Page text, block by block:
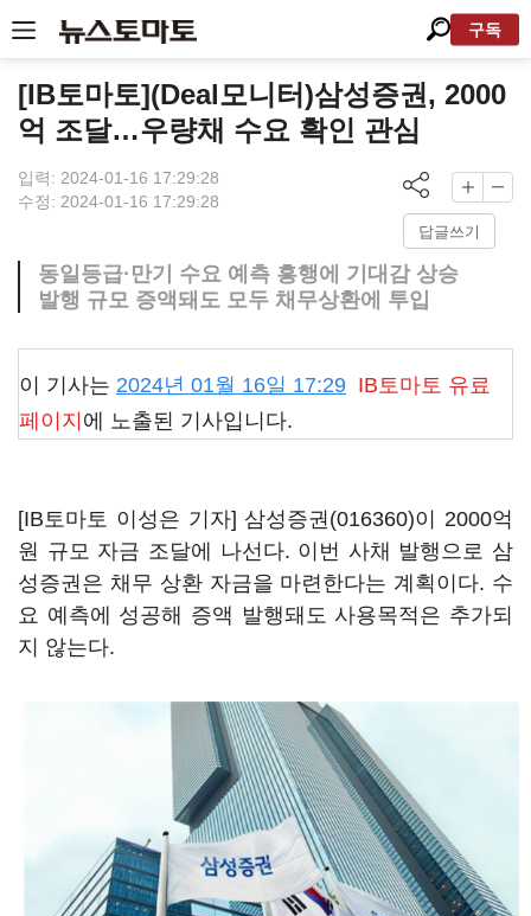
구독
[IB토마토](Deal모니터)삼성증권, 2000
억 조달…우량채 수요 확인 관심
입력: 2024-01-16 17:29:28
수정: 2024-01-16 17:29:28
답글쓰기
동일등급·만기 수요 예측 흥행에 기대감 상승
발행 규모 증액돼도 모두 채무상환에 투입
이 기사는 2024년 01월 16일 17:29 IB토마토 유료
페이지 에 노출된 기사입니다.
[IB토마토 이성은 기자] 삼성증권(016360)이 2000억
원 규모 자금 조달에 나선다. 이번 사채 발행으로 삼
성증권은 채무 상환 자금을 마련한다는 계획이다. 수
요 예측에 성공해 증액 발행돼도 사용목적은 추가되
지 않는다.